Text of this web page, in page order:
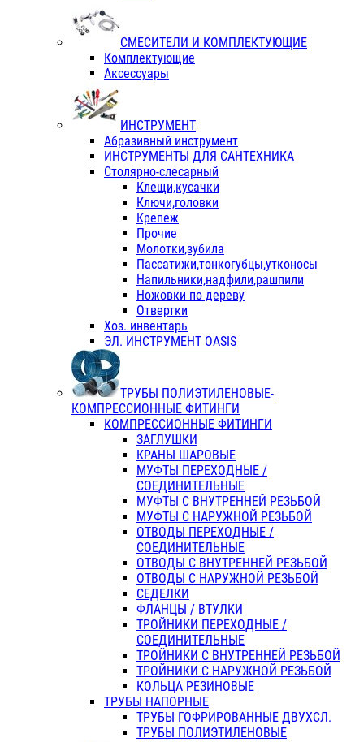
СМЕСИТЕЛИ И КОМПЛЕКТУЮЩИЕ
Комплектующие
Аксессуары
ИНСТРУМЕНТ
Абразивный инструмент
ИНСТРУМЕНТЫ ДЛЯ САНТЕХНИКА
Столярно-слесарный
Клещи,кусачки
Ключи,головки
Крепеж
Прочие
Молотки,зубила
Пассатижи,тонкогубцы,утконосы
Напильники,надфили,рашпили
Ножовки по дереву
Отвертки
Хоз. инвентарь
ЭЛ. ИНСТРУМЕНТ OASIS
ТРУБЫ ПОЛИЭТИЛЕНОВЫЕ-
КОМПРЕССИОННЫЕ ФИТИНГИ
КОМПРЕССИОННЫЕ ФИТИНГИ
ЗАГЛУШКИ
КРАНЫ ШАРОВЫЕ
МУФТЫ ПЕРЕХОДНЫЕ /
СОЕДИНИТЕЛЬНЫЕ
МУФТЫ С ВНУТРЕННЕЙ РЕЗЬБОЙ
МУФТЫ С НАРУЖНОЙ РЕЗЬБОЙ
ОТВОДЫ ПЕРЕХОДНЫЕ /
СОЕДИНИТЕЛЬНЫЕ
ОТВОДЫ С ВНУТРЕННЕЙ РЕЗЬБОЙ
ОТВОДЫ С НАРУЖНОЙ РЕЗЬБОЙ
СЕДЕЛКИ
ФЛАНЦЫ / ВТУЛКИ
ТРОЙНИКИ ПЕРЕХОДНЫЕ /
СОЕДИНИТЕЛЬНЫЕ
ТРОЙНИКИ С ВНУТРЕННЕЙ РЕЗЬБОЙ
ТРОЙНИКИ С НАРУЖНОЙ РЕЗЬБОЙ
КОЛЬЦА РЕЗИНОВЫЕ
ТРУБЫ НАПОРНЫЕ
ТРУБЫ ГОФРИРОВАННЫЕ ДВУХСЛ.
ТРУБЫ ПОЛИЭТИЛЕНОВЫЕ